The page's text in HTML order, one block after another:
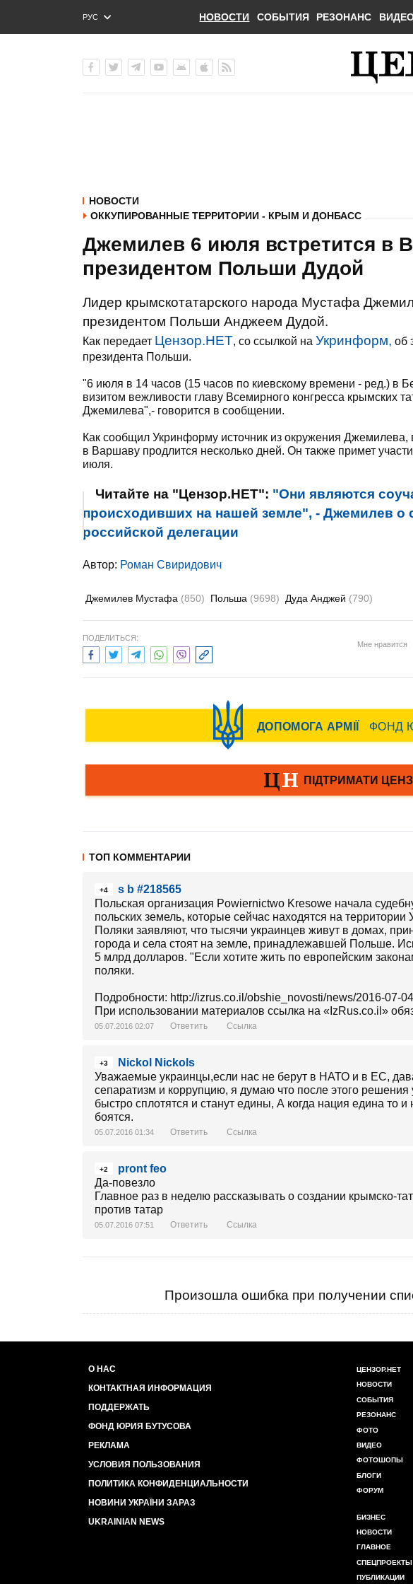
РУС
ENG
НОВОСТИ СОБЫТИЯ РЕЗОНАНС
НОВОСТИ
ОККУПИРОВАННЫЕ ТЕРРИТОРИИ - КРЫМ И ДОНБАСС
Джемилев 6 июля встретится в
президентом Польши Дудой
Лидер крымскотатарского народа Мустафа
президентом Польши Анджеем Дудой.
Как передает Цензор.НЕТ, со ссылкой на Укринформ, об
президента Польши.
"6 июля в 14 часов (15 часов по киевскому времени - ред.) в
визитом вежливости главу Всемирного конгресса крымских
Джемилева",- говорится в сообщении.
Как сообщил Укринформу источник из окружения Джемилева,
в Варшаву продлится несколько дней. Он также примет
июля.
Читайте на "Цензор.НЕТ": "Они являются
происходивших на нашей земле", - Джемилев о
российской делегации
Автор: Роман Свиридович
Джемилев Мустафа (850) Польша (9698) Дуда Анджей (790)
ПОДЕЛИТЬСЯ:
Мне нравится
ТОП КОММЕНТАРИИ
+4
s b #218565
Польская организация Powiernictwo Kresowe начала
польских земель, которые сейчас находятся на
Поляки заявляют, что тысячи украинцев живут в домах,
города и села стоят на земле, принадлежавшей Польше.
5 млрд долларов. "Если хотите жить по европейским
поляки.
Подробности: http://izrus.co.il/obshie_novosti/news/2016-07-
При использовании материалов ссылка на «IzRus.co.il»
05.07.2016 02:07 Ответить Ссылка
+3
Nickol Nickols
Уважаемые украинцы,если нас не берут в НАТО и в ЕС,
сепаратизм и коррупцию, я думаю что после этого
быстро сплотятся и станут едины, А когда нация едина то
боятся.
05.07.2016 01:34 Ответить Ссылка
+2
pront feo
Да-повезло
Главное раз в неделю рассказывать о создании крымско-
против татар
05.07.2016 07:51 Ответить Ссылка
Произошла ошибка при получении
О НАС
КОНТАКТНАЯ ИНФОРМАЦИЯ
ПОДДЕРЖАТЬ
ФОНД ЮРИЯ БУТУСОВА
РЕКЛАМА
УСЛОВИЯ ПОЛЬЗОВАНИЯ
ПОЛИТИКА КОНФИДЕНЦИАЛЬНОСТИ
НОВИНИ УКРАЇНИ ЗАРАЗ
UKRAINIAN NEWS
ЦЕНЗОР.НЕТ
НОВОСТИ
СОБЫТИЯ
РЕЗОНАНС
ФОТО
ВИДЕО
ФОТОШОПЫ
БЛОГИ
ФОРУМ
БИЗНЕС
НОВОСТИ
ГЛАВНОЕ
СПЕЦПРОЕКТЫ
ПУБЛИКАЦИИ